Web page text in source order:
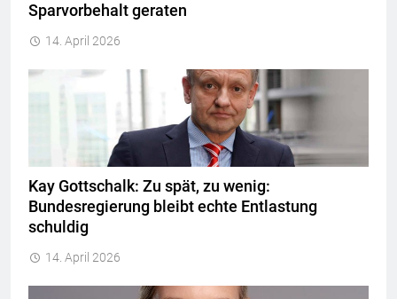
Sparvorbehalt geraten
14. April 2026
Kay Gottschalk: Zu spät, zu wenig:
Bundesregierung bleibt echte Entlastung
schuldig
14. April 2026